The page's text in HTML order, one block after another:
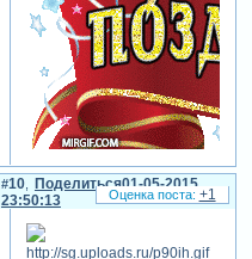
Поделиться
10
01-05-2015
23:50:13
+1